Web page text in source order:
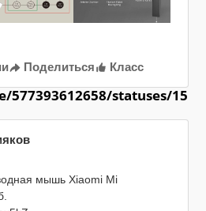
Поделиться Класс
statuses/15
мышь Xiaomi Mi